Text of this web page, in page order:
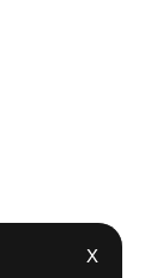
X
X